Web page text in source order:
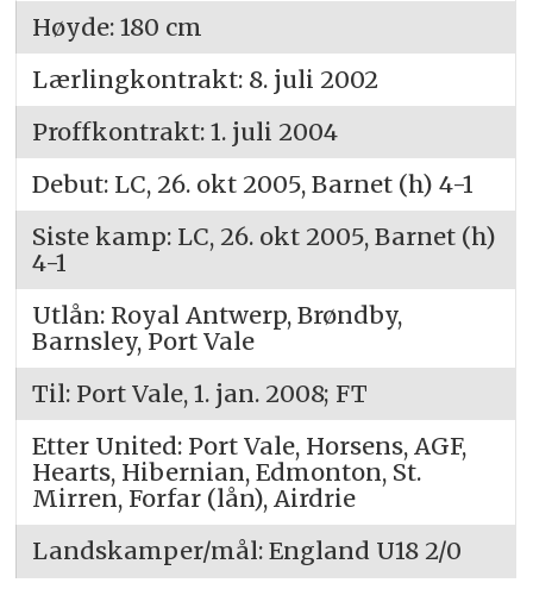
Høyde: 180 cm
Lærlingkontrakt: 8. juli 2002
Proffkontrakt: 1. juli 2004
Debut: LC, 26. okt 2005, Barnet (h) 4-1
Siste kamp: LC, 26. okt 2005, Barnet (h)
4-1
Utlån: Royal Antwerp, Brøndby,
Barnsley, Port Vale
Til: Port Vale, 1. jan. 2008; FT
Etter United: Port Vale, Horsens, AGF,
Hearts, Hibernian, Edmonton, St.
Mirren, Forfar (lån), Airdrie
Landskamper/mål: England U18 2/0